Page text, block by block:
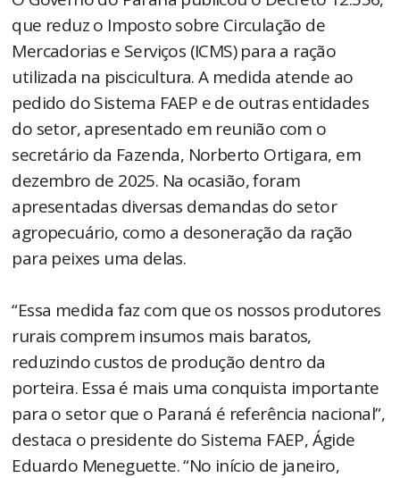
que reduz o Imposto sobre Circulação de
Mercadorias e Serviços (ICMS) para a ração
utilizada na piscicultura. A medida atende ao
pedido do Sistema FAEP e de outras entidades
do setor, apresentado em reunião com o
secretário da Fazenda, Norberto Ortigara, em
dezembro de 2025. Na ocasião, foram
apresentadas diversas demandas do setor
agropecuário, como a desoneração da ração
para peixes uma delas.
“Essa medida faz com que os nossos produtores
rurais comprem insumos mais baratos,
reduzindo custos de produção dentro da
porteira. Essa é mais uma conquista importante
para o setor que o Paraná é referência nacional”,
destaca o presidente do Sistema FAEP, Ágide
Eduardo Meneguette. “No início de janeiro,